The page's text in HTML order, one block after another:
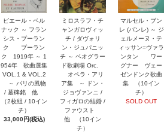
ピエール・ベル
ナック ～ フラン
シス・プーラン
ク プーラン
ク 1919年 ～ 1
954年 歌曲選集
VOL.1 & VOL.2
～ パリの風物
/ 墓碑銘 他
（2枚組 / 10イン
チ）
33,000円(税込)
ミロスラフ・チ
ャンガロヴィッ
チ / ダヴォリ
ン・ジュパニッ
チ ～ ベオグラー
ド歌劇場 Orc.
オペラ・アリ
ア集 ～ ドン・
ジョヴァンニ /
フィガロの結婚 /
ファウスト
他 （10イン
チ）
マルセル・ブン
レ (バンレ) ～ ジ
ェルメーヌ・テ
ィッサン=ヴァラ
ンタン ワー
グナー ヴェー
ゼンドンク歌曲
集 （10イン
チ）
SOLD OUT